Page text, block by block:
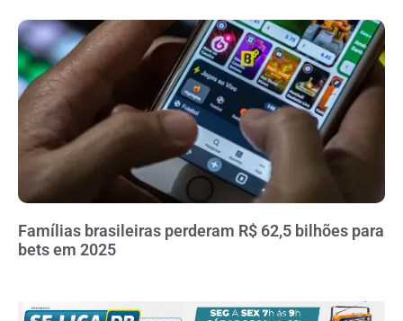
Famílias brasileiras perderam R$ 62,5 bilhões para
bets em 2025